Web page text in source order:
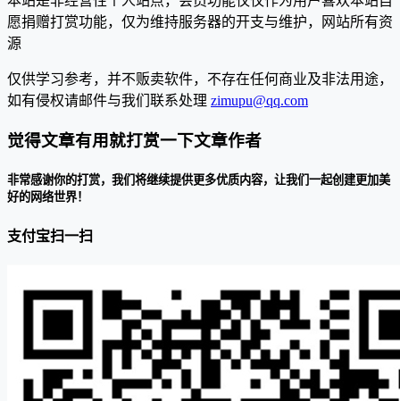
愿捐赠打赏功能，仅为维持服务器的开支与维护，网站所有资
源
仅供学习参考，并不贩卖软件，不存在任何商业及非法用途，
如有侵权请邮件与我们联系处理 zimupu@qq.com
觉得文章有用就打赏一下文章作者
非常感谢你的打赏，我们将继续提供更多优质内容，让我们一起创建更加美
好的网络世界！
支付宝扫一扫